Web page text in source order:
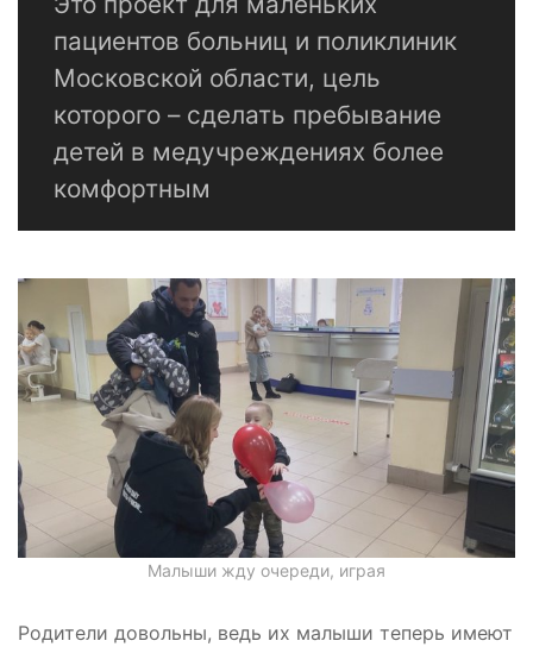
пациентов больниц и поликлиник
Московской области, цель
которого – сделать пребывание
детей в медучреждениях более
комфортным
Малыши жду очереди, играя
Родители довольны, ведь их малыши теперь имеют